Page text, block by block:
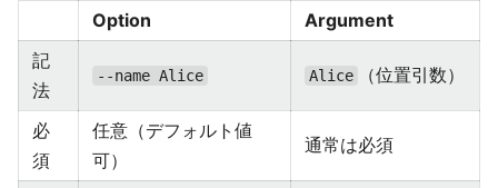
Option
Argument
記
法
--name Alice Alice （位置引数）
必
須
任意（デフォルト値
可）
通常は必須